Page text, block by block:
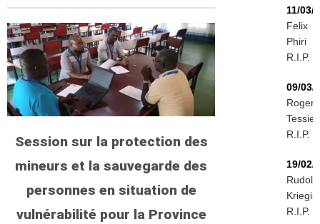
Session sur la protection des
mineurs et la sauvegarde des
personnes en situation de
vulnérabilité pour la Province
11/03/
Felix
Phiri
R.I.P.
09/03/
Roger
Tessier
R.I.P.
19/02/
Rudolf
R.I.P.